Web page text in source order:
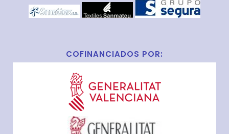
COFINANCIADOS POR: